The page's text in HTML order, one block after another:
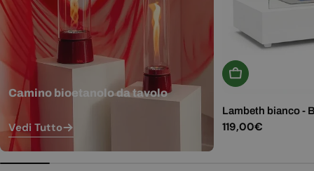
Camino bioetanolo da tavolo
Vedi Tutto
Aggiungi Al
Lambeth bianco -
Prezzo
119,00€